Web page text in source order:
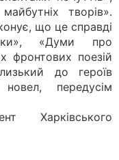
творів».
що це справді
«Думи про
фронтових поезій
до героїв
передусім
Харківського